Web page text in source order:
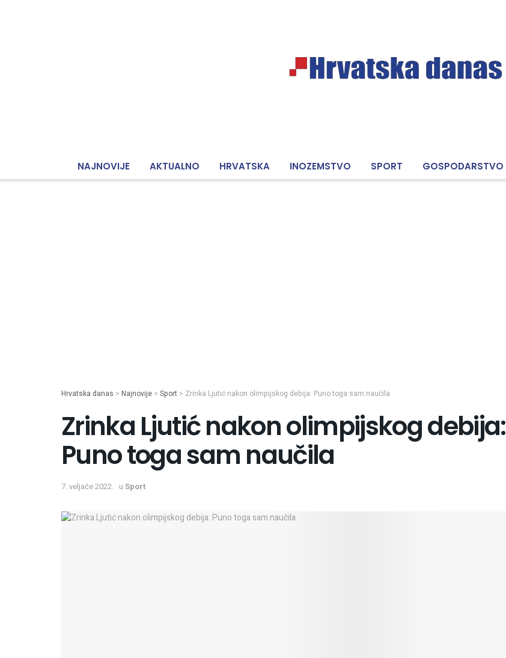
NAJNOVIJE AKTUALNO HRVATSKA INOZEMSTVO SPORT GOSPODARSTVO
Hrvatska danas > Najnovije > Sport > Zrinka Ljutić nakon olimpijskog debija: Puno toga sam naučila
Zrinka Ljutić nakon olimpijskog debija:
Puno toga sam naučila
7. veljače 2022. u Sport